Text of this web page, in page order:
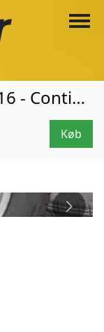
Stål Vinterdæk - 205/75R16 - Continental (3271)
Køb